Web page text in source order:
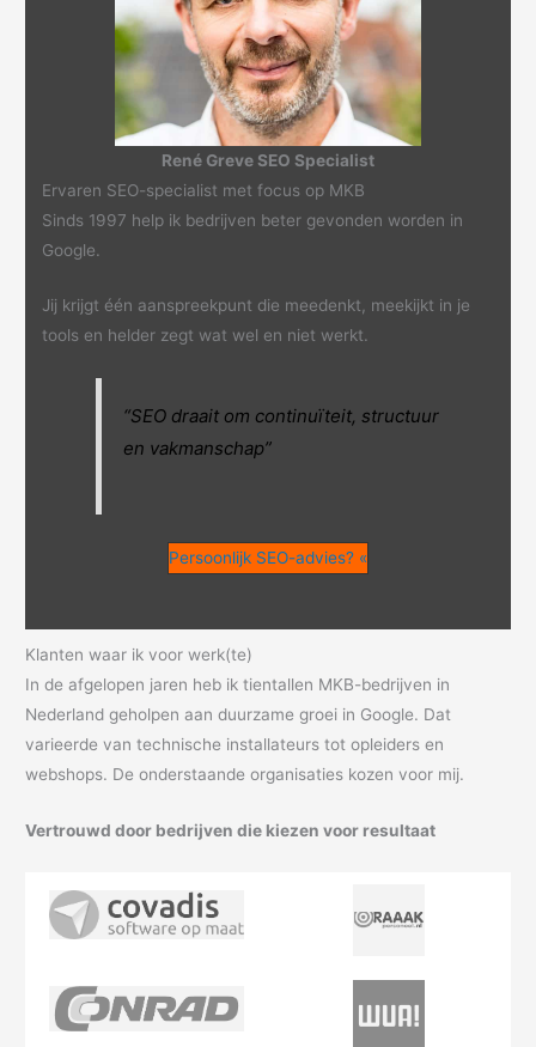
René Greve SEO Specialist
Ervaren SEO-specialist met focus op MKB
Sinds 1997 help ik bedrijven beter gevonden worden in
Google.
Jij krijgt één aanspreekpunt die meedenkt, meekijkt in je
tools en helder zegt wat wel en niet werkt.
“SEO draait om continuïteit, structuur
en vakmanschap”
Persoonlijk SEO-advies? «
Klanten waar ik voor werk(te)
In de afgelopen jaren heb ik tientallen MKB-bedrijven in
Nederland geholpen aan duurzame groei in Google. Dat
varieerde van technische installateurs tot opleiders en
webshops. De onderstaande organisaties kozen voor mij.
Vertrouwd door bedrijven die kiezen voor resultaat